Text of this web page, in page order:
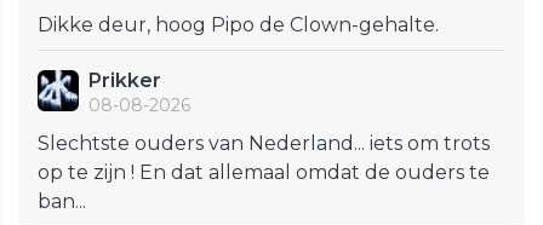
Dikke deur, hoog Pipo de Clown-gehalte.
Prikker
08-08-2026
Slechtste ouders van Nederland... iets om trots
op te zijn ! En dat allemaal omdat de ouders te
ban...